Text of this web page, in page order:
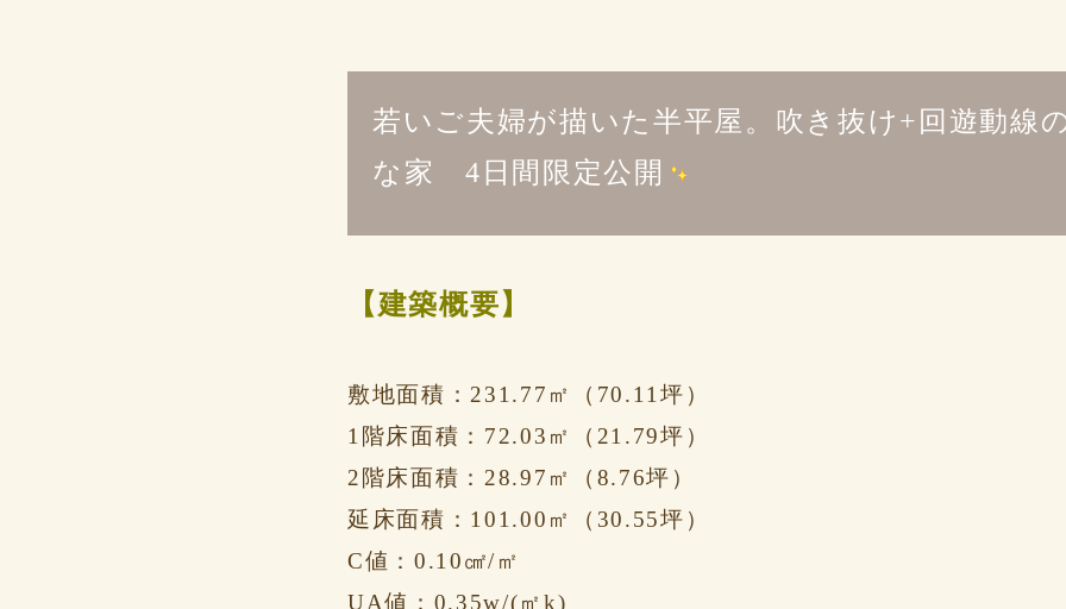
若いご夫婦が描いた半平屋。吹き抜け+回遊動線
な家 4日間限定公開
【建築概要】
敷地面積：231.77㎡（70.11坪）
1階床面積：72.03㎡（21.79坪）
2階床面積：28.97㎡（8.76坪）
延床面積：101.00㎡（30.55坪）
C値：0.10㎠/㎡
UA値：0.35w/(㎡k)